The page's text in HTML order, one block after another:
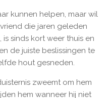
kunnen helpen, maar wil
die jaren geleden
sinds kort weer thuis en
de juiste beslissingen te
hout gesneden.
zweemt om hem
hem wanneer hij niet